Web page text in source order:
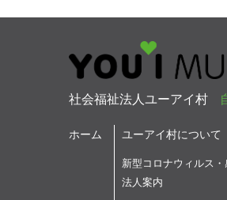
社会福祉法人ユーアイ村
ホーム ユーアイ村について
新型コロナウィルス
法人案内